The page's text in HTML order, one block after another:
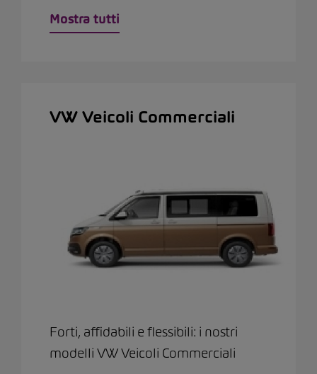
Mostra tutti
VW Veicoli Commerciali
Forti, affidabili e flessibili: i nostri
modelli VW Veicoli Commerciali